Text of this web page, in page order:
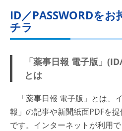
ID／PASSWORDを
チラ
「薬事日報 電子版」
とは
「薬事日報 電子版」とは、
報」の記事や新聞紙面PDFを
です。インターネットが利用で